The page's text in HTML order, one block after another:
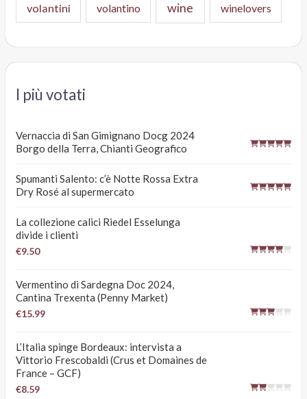
volantini volantino wine winelovers
I più votati
Vernaccia di San Gimignano Docg 2024
Borgo della Terra, Chianti Geografico
Spumanti Salento: c’è Notte Rossa Extra
Dry Rosé al supermercato
La collezione calici Riedel Esselunga
divide i clienti
€9.50
Vermentino di Sardegna Doc 2024,
Cantina Trexenta (Penny Market)
€15.99
L’Italia spinge Bordeaux: intervista a
Vittorio Frescobaldi (Crus et Domaines de
France – GCF)
€8.59